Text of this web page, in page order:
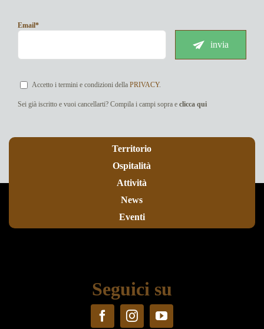
Email*
invia
Accetto i termini e condizioni della PRIVACY.
Sei già iscritto e vuoi cancellarti? Compila i campi sopra e clicca qui
Territorio
Ospitalità
Attività
News
Eventi
Seguici su